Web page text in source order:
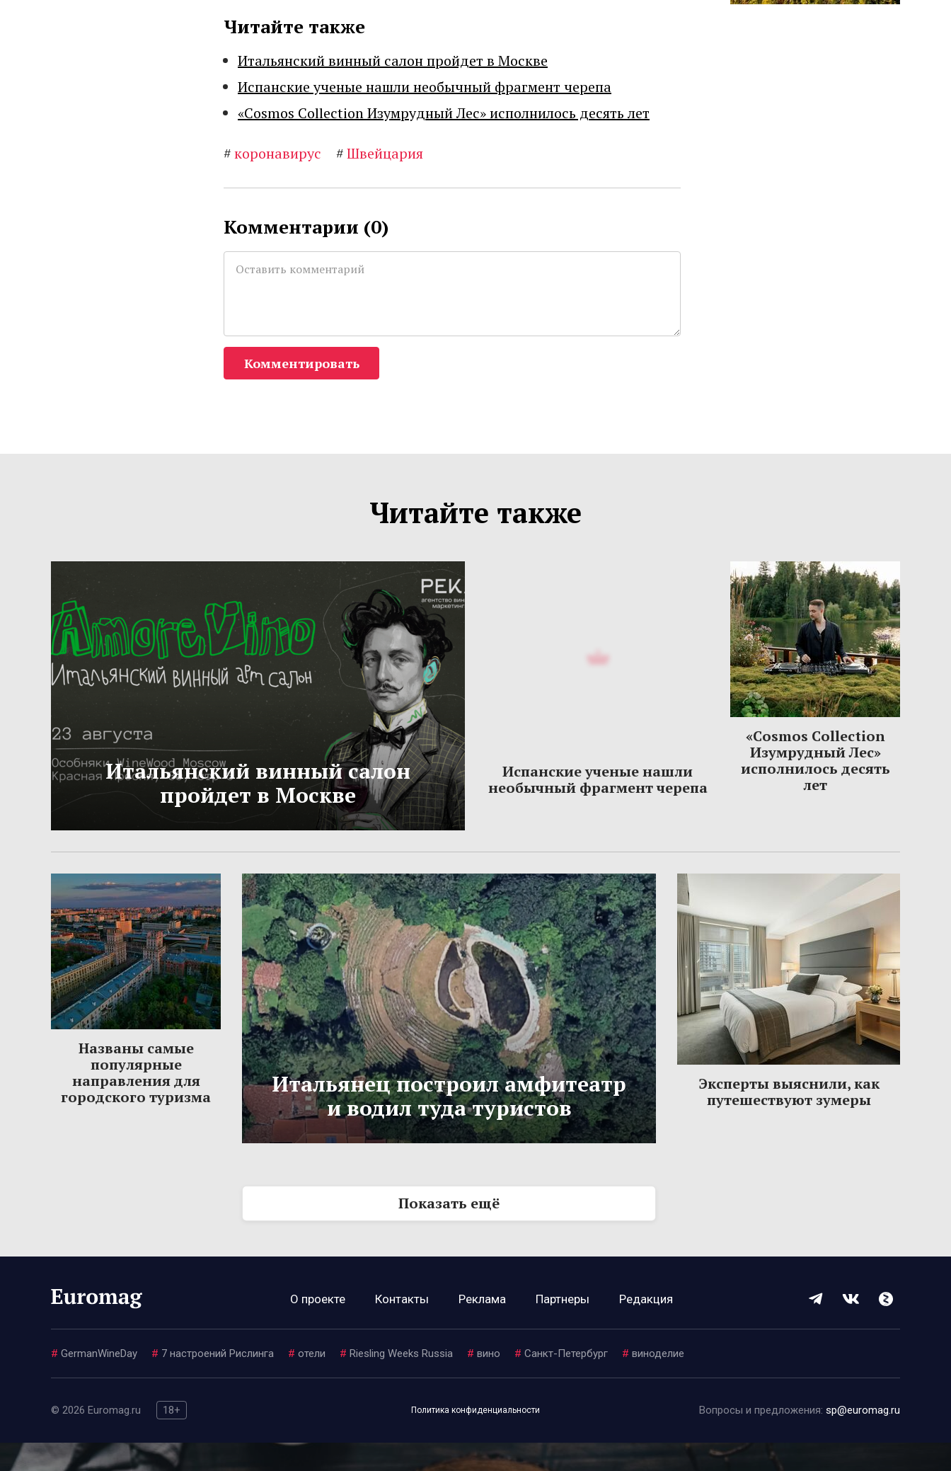
Читайте также
Итальянский винный салон пройдет в Москве
Испанские ученые нашли необычный фрагмент черепа
«Cosmos Collection Изумрудный Лес» исполнилось десять лет
#коронавирус #Швейцария
Комментарии (0)
Комментировать
Читайте также
Итальянский винный салон
пройдет в Москве
Испанские ученые нашли
необычный фрагмент черепа
«Cosmos Collection
Изумрудный Лес»
исполнилось десять
лет
Названы самые
популярные
направления для
городского туризма
Итальянец построил амфитеатр
и водил туда туристов
Эксперты выяснили, как
путешествуют зумеры
Показать ещё
О проекте Контакты Реклама Партнеры Редакция
# GermanWineDay # 7 настроений Рислинга # отели # Riesling Weeks Russia # вино # Санкт-Петербург # виноделие
© 2026 Euromag.ru 18+ Политика конфиденциальности Вопросы и предложения: sp@euromag.ru